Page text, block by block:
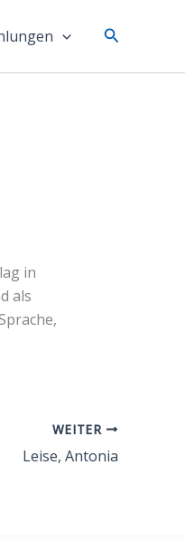
Suchen
in
als
WEITER
Leise, Antonia